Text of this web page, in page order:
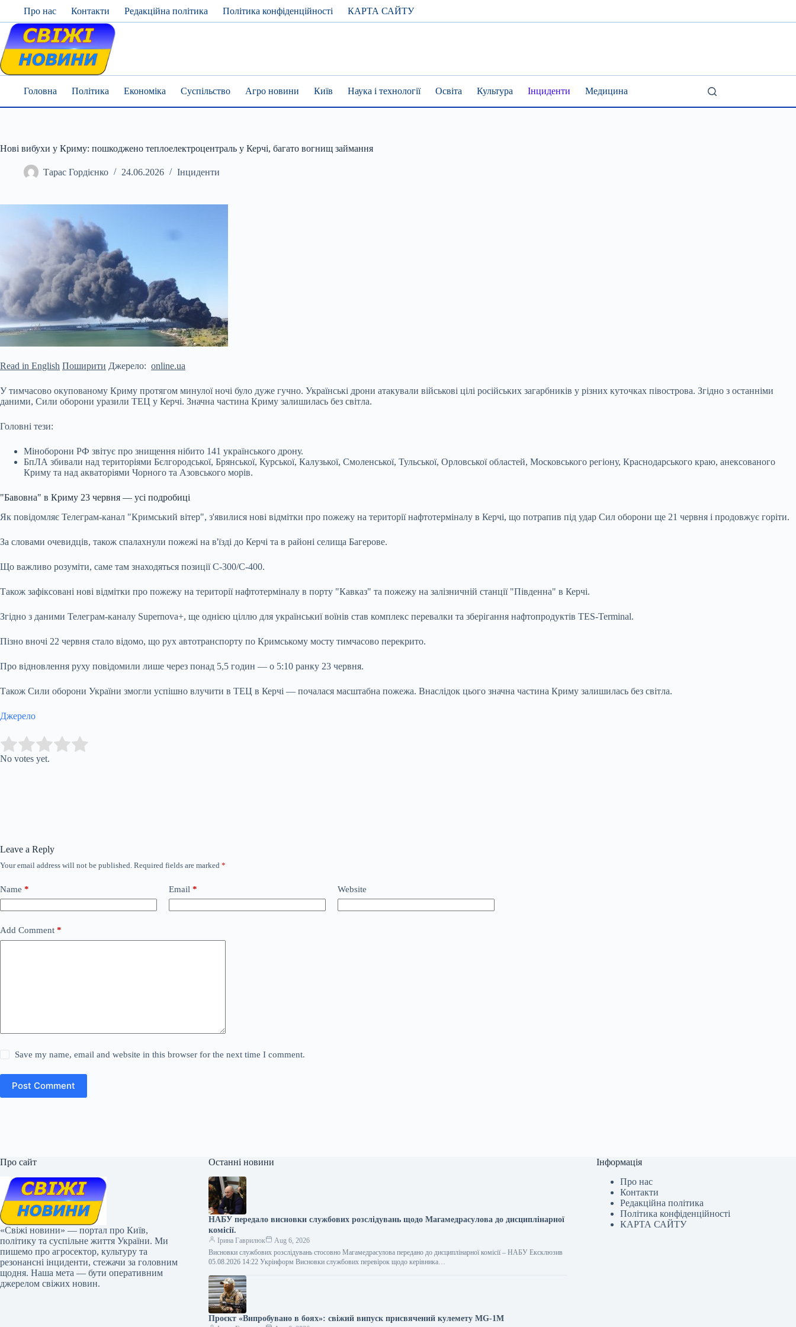
content
Про нас Контакти Редакційна політика Політика конфіденційності КАРТА САЙТУ
Головна Політика Економіка Суспільство Агро новини Київ Наука і технології Освіта Культура Інциденти Медицина
Нові вибухи у Криму: пошкоджено теплоелектроцентраль у Керчі, багато вогнищ займання
Тарас Гордієнко 24.06.2026 Інциденти
Read in English Поширити Джерело: online.ua
У тимчасово окупованому Криму протягом минулої ночі було дуже гучно. Українські дрони атакували військові цілі російських загарбників у різних куточках півострова. Згідно з останніми
даними, Сили оборони уразили ТЕЦ у Керчі. Значна частина Криму залишилась без світла.
Головні тези:
Міноборони РФ звітує про знищення нібито 141 українського дрону.
БпЛА збивали над територіями Бєлгородської, Брянської, Курської, Калузької, Смоленської, Тульської, Орловської областей, Московського регіону, Краснодарського краю, анексованого
Криму та над акваторіями Чорного та Азовського морів.
"Бавовна" в Криму 23 червня — усі подробиці
Як повідомляє Телеграм-канал "Кримський вітер", з'явилися нові відмітки про пожежу на території нафтотерміналу в Керчі, що потрапив під удар Сил оборони ще 21 червня і продовжує горіти.
За словами очевидців, також спалахнули пожежі на в'їзді до Керчі та в районі селища Багерове.
Що важливо розуміти, саме там знаходяться позиції С-300/С-400.
Також зафіксовані нові відмітки про пожежу на території нафтотерміналу в порту "Кавказ" та пожежу на залізничній станції "Південна" в Керчі.
Згідно з даними Телеграм-каналу Supernova+, ще однією ціллю для українськиї воїнів став комплекс перевалки та зберігання нафтопродуктів TES-Terminal.
Пізно вночі 22 червня стало відомо, що рух автотранспорту по Кримському мосту тимчасово перекрито.
Про відновлення руху повідомили лише через понад 5,5 годин — о 5:10 ранку 23 червня.
Також Сили оборони України змогли успішно влучити в ТЕЦ в Керчі — почалася масштабна пожежа. Внаслідок цього значна частина Криму залишилась без світла.
Джерело
Rate this item:
No votes yet.
Leave a Reply
Your email address will not be published. Required fields are marked *
Name * Email * Website
Add Comment *
Save my name, email and website in this browser for the next time I comment.
Post Comment
Про сайт
«Свіжі новини» — портал про Київ,
політику та суспільне життя України. Ми
пишемо про агросектор, культуру та
резонансні інциденти, стежачи за головним
щодня. Наша мета — бути оперативним
джерелом свіжих новин.
Останні новини
НАБУ передало висновки службових розслідувань щодо Магамедрасулова до дисциплінарної
комісії.
Ірина Гаврилюк
Aug 6, 2026
Висновки службових розслідувань стосовно Магамедрасулова передано до дисциплінарної комісії – НАБУ Ексклюзив
05.08.2026 14:22 Укрінформ Висновки службових перевірок щодо керівника…
Проєкт «Випробувано в боях»: свіжий випуск присвячений кулемету MG-1М
Інформація
Про нас
Контакти
Редакційна політика
Політика конфіденційності
КАРТА САЙТУ